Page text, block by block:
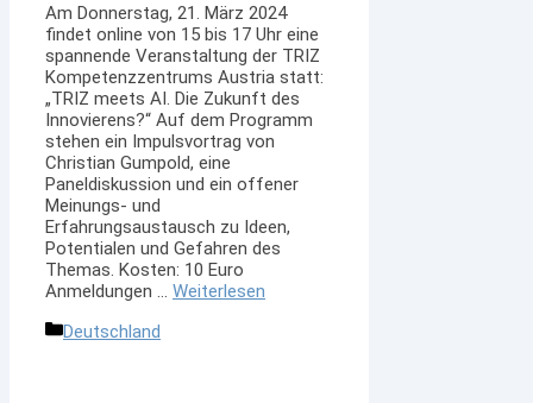
Am Donnerstag, 21. März 2024
findet online von 15 bis 17 Uhr eine
spannende Veranstaltung der TRIZ
Kompetenzzentrums Austria statt:
„TRIZ meets AI. Die Zukunft des
Innovierens?“ Auf dem Programm
stehen ein Impulsvortrag von
Christian Gumpold, eine
Paneldiskussion und ein offener
Meinungs- und
Erfahrungsaustausch zu Ideen,
Potentialen und Gefahren des
Themas. Kosten: 10 Euro
Anmeldungen … Weiterlesen
Kategorien
Deutschland